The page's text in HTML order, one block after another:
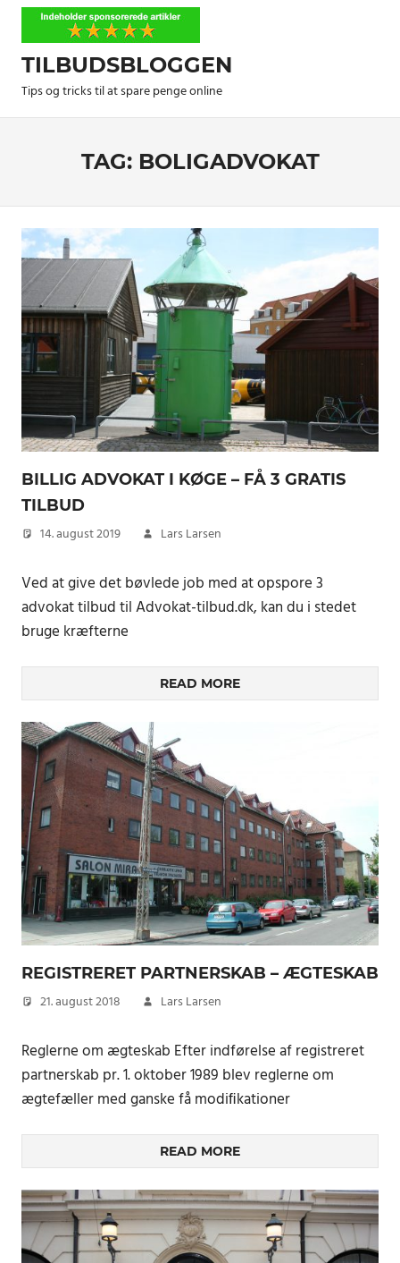
Skip
contentTILBUDSBLOGGEN
Tips og tricks til at spare penge online
TAG: BOLIGADVOKAT
BILLIG ADVOKAT I KØGE – FÅ 3 GRATIS
TILBUD
14. august 2019 Lars Larsen
Ved at give det bøvlede job med at opspore 3
advokat tilbud til Advokat-tilbud.dk, kan du i stedet
bruge kræfterne
READ MORE
REGISTRERET PARTNERSKAB – ÆGTESKAB
21. august 2018 Lars Larsen
Reglerne om ægteskab Efter indførelse af registreret
partnerskab pr. 1. oktober 1989 blev reglerne om
ægtefæller med ganske få modiﬁkationer
READ MORE